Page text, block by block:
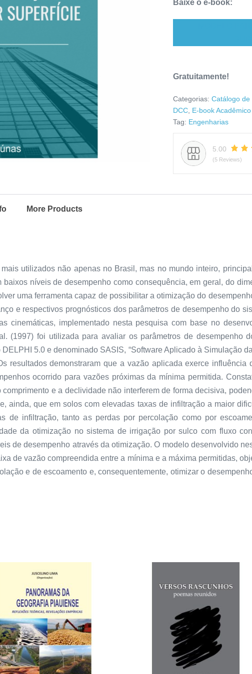
Baixe o e-book:
Gratuitamente!
Categorias:Catálogo de
DCC E-book
Tag: Engenharias
5.00
(5 Reviews)
More Products
utilizados não apenas no Brasil, mas no mundo inteiro,
níveis de desempenho como consequência, em geral, do
uma ferramenta capaz de possibilitar a otimização do
e respectivos prognósticos dos parâmetros de desempenho do
cinemáticas, implementado nesta pesquisa com base no
(1997) foi utilizada para avaliar os parâmetros de desempenho
5.0 e denominado SASIS, “Software Aplicado à Simulação
resultados demonstraram que a vazão aplicada exerce
ocorrido para vazões próximas da mínima permitida.
e a declividade não interferem de forma decisiva,
ainda, que em solos com elevadas taxas de infiltração a maior
de infiltração, tanto as perdas por percolação como por
da otimização no sistema de irrigação por sulco com fluxo
de desempenho através da otimização. O modelo desenvolvido
de vazão compreendida entre a mínima e a máxima permitidas,
e de escoamento e, consequentemente, otimizar o